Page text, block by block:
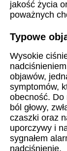
jakość życia
poważnych
Typowe
Wysokie
objawów,
symptomów,
obecność. Do
ból głowy,
czaszki oraz
uporczywy i
sygnałem
nadciśnienie.